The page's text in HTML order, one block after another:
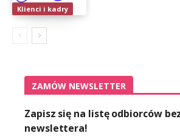
Klienci i kadry
ZAMÓW NEWSLETTER
Zapisz się na listę odbiorców
newslettera!